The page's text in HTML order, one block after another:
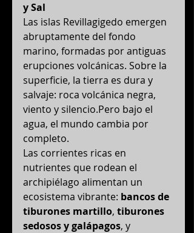
y Sal
Las islas Revillagigedo emergen
abruptamente del fondo
marino, formadas por antiguas
erupciones volcánicas. Sobre la
superficie, la tierra es dura y
salvaje: roca volcánica negra,
viento y silencio.Pero bajo el
agua, el mundo cambia por
completo.
Las corrientes ricas en
nutrientes que rodean el
archipiélago alimentan un
ecosistema vibrante: bancos de
tiburones martillo, tiburones
sedosos y galápagos, y